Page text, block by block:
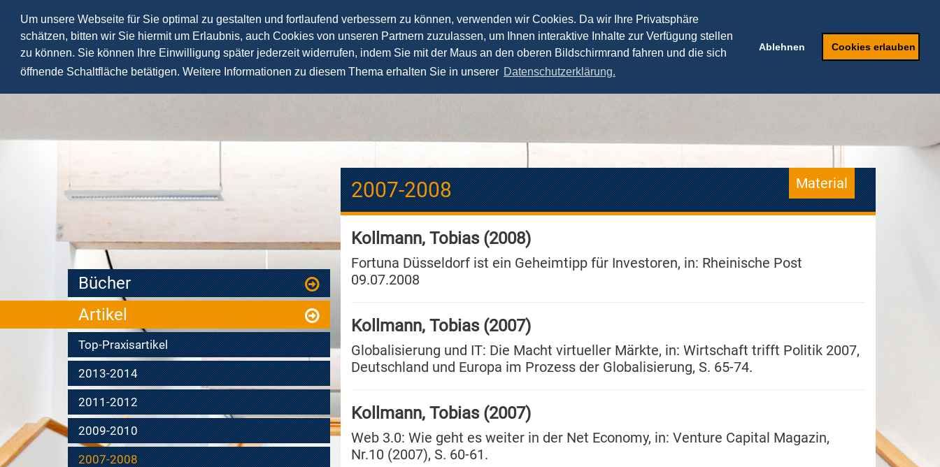
Um unsere Webseite für Sie optimal zu gestalten und fortlaufend verbessern zu können, verwenden wir Cookies. Da wir Ihre Privatsphäre
schätzen, bitten wir Sie hiermit um Erlaubnis, auch Cookies von unseren Partnern zuzulassen, um Ihnen interaktive Inhalte zur Verfügung stellen
zu können. Sie können Ihre Einwilligung später jederzeit widerrufen, indem Sie mit der Maus an den oberen Bildschirmrand fahren und die sich
öffnende Schaltfläche betätigen. Weitere Informationen zu diesem Thema erhalten Sie in unserer Datenschutzerklärung.
Ablehnen Cookies erlauben
News Vorträge Seminare Fernstudium Speaker Anfragen
Bücher
Artikel
Top-Praxisartikel
2013-2014
2011-2012
2009-2010
2007-2008
Material
2007-2008
Kollmann, Tobias (2008)
Fortuna Düsseldorf ist ein Geheimtipp für Investoren, in: Rheinische Post
09.07.2008
Kollmann, Tobias (2007)
Globalisierung und IT: Die Macht virtueller Märkte, in: Wirtschaft trifft Politik 2007,
Deutschland und Europa im Prozess der Globalisierung, S. 65-74.
Kollmann, Tobias (2007)
Web 3.0: Wie geht es weiter in der Net Economy, in: Venture Capital Magazin,
Nr.10 (2007), S. 60-61.